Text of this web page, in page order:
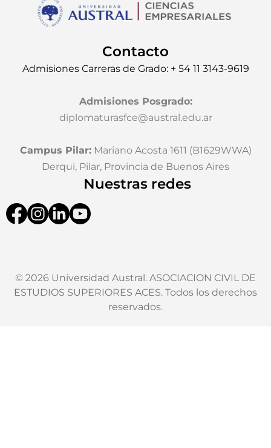
Contacto
Admisiones Carreras de Grado: + 54 11 3143-9619
Admisiones Posgrado:
diplomaturasfce@austral.edu.ar
Campus Pilar:Mariano Acosta 1611 (B1629WWA)
Derqui, Pilar, Provincia de Buenos Aires
Nuestras redes
© 2026 Universidad Austral. ASOCIACION CIVIL DE
ESTUDIOS SUPERIORES ACES. Todos los derechos
reservados.